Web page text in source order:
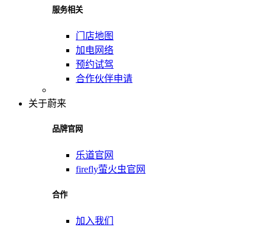
服务相关
门店地图
加电网络
预约试驾
合作伙伴申请
关于蔚来
品牌官网
乐道官网
firefly萤火虫官网
合作
加入我们